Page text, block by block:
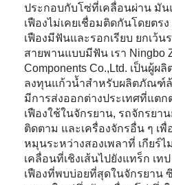
ประกอบกับโซ่ที่เคลื่อนผ่าน มัน
เฟืองไม่เคยเชื่อมติดกันโดยตร
เฟืองมีฟันและรอกเรียบ ยกเว้
สายพานแบบมีฟัน เรา Ningbo
Components Co.,Ltd. เป็นผู้ผ
ลงทุนแก้วน้ำสำหรับผลิตภัณฑ์ล้
มีการส่งออกต่างประเทศที่แตก
เฟืองใช้ในจักรยาน, รถจักรยา
ติดตาม และเครื่องจักรอื่น ๆ เ
หมุนระหว่างสองเพลาที่ เกียร์
เคลื่อนที่เชิงเส้นไปยังแทร็ก เท
เฟืองที่พบบ่อยที่สุดในจักรยาน